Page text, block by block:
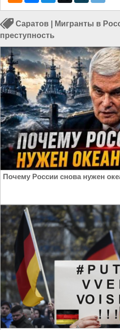
Саратов Мигранты в
преступность
Почему России снова нужен